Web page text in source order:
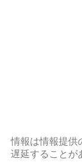
情報は情報提供
遅延することが